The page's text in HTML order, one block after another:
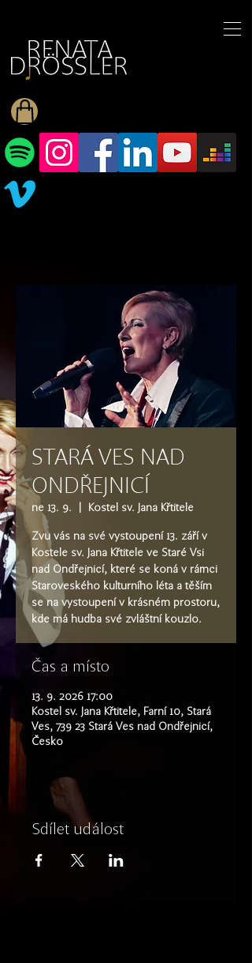
STARÁ VES NAD
ONDŘEJNICÍ
ne 13. 9. Kostel sv. Jana Křtitele
Zvu vás na své vystoupení 13. září v
Kostele sv. Jana Křtitele ve Staré Vsi
nad Ondřejnicí, které se koná v rámci
Staroveského kulturního léta a těším
se na vystoupení v krásném prostoru,
kde má hudba své zvláštní kouzlo.
Čas a místo
13. 9. 2026 17:00
Kostel sv. Jana Křtitele, Farní 10, Stará
Ves, 739 23 Stará Ves nad Ondřejnicí,
Česko
Sdílet událost